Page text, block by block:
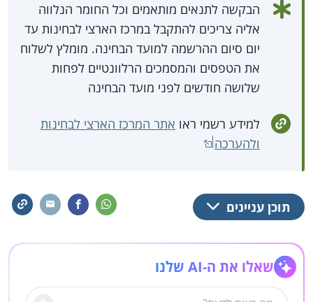
הבקשה לתנאים מותאמים וכל החומר הנלווה
אליה צריכים להתקבל במרכז הארצי לבחינות עד
יום סיום ההרשמה למועד הבחינה. מומלץ לשלוח
את הטפסים והמסמכים הרלוונטיים לפחות
שלושה חודשים לפני מועד הבחינה
למידע רשמי ראו אתר המרכז הארצי לבחינות
ולהערכה
תוכן עניינים
שאלו את ה-AI שלנו